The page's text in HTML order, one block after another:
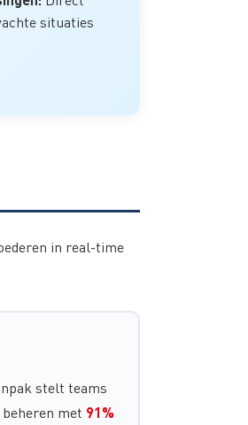
situaties
in real-time
stelt teams
met 91%